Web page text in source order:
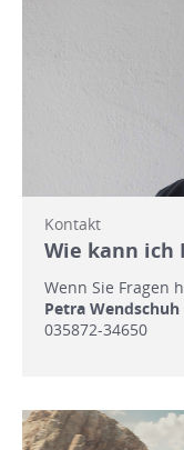
Kontakt
Wie kann ich
Wenn Sie Fragen
Petra Wendschuh
035872-34650